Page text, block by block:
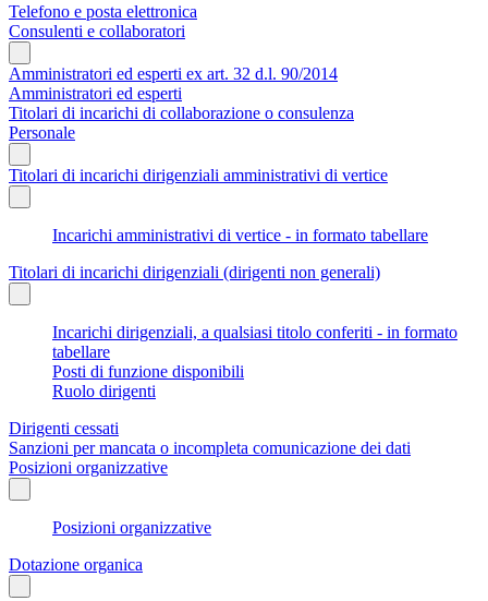
Telefono e posta elettronica
Consulenti e collaboratori
Amministratori ed esperti ex art. 32 d.l. 90/2014
Amministratori ed esperti
Titolari di incarichi di collaborazione o consulenza
Personale
Titolari di incarichi dirigenziali amministrativi di vertice
Incarichi amministrativi di vertice - in formato tabellare
Titolari di incarichi dirigenziali (dirigenti non generali)
Incarichi dirigenziali, a qualsiasi titolo conferiti - in formato
tabellare
Posti di funzione disponibili
Ruolo dirigenti
Dirigenti cessati
Sanzioni per mancata o incompleta comunicazione dei dati
Posizioni organizzative
Posizioni organizzative
Dotazione organica